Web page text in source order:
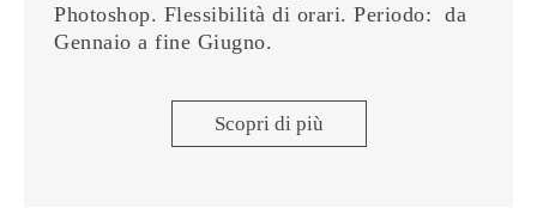
Photoshop. Flessibilità di orari. Periodo: da
Gennaio a fine Giugno.
Scopri di più